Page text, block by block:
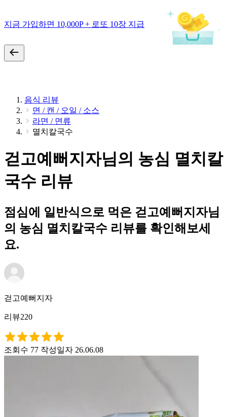
지금 가입하면 10,000P + 로또 10장 지급
음식 리뷰
면 / 캔 / 오일 / 소스
라면 / 면류
멸치칼국수
걷고예뻐지자님의 농심 멸치칼
국수 리뷰
점심에 일반식으로 먹은 걷고예뻐지자님
의 농심 멸치칼국수 리뷰를 확인해보세
요.
걷고예뻐지자
리뷰220
조회수 77 작성일자 26.06.08